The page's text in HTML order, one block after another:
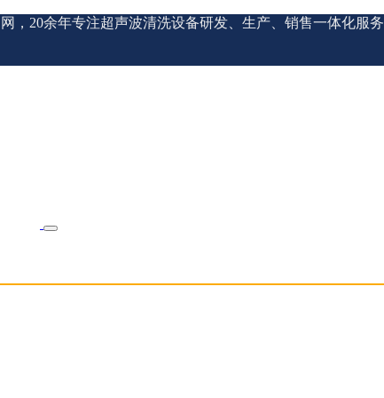
，20余年专注超声波清洗设备研发、生产、销售一体化服